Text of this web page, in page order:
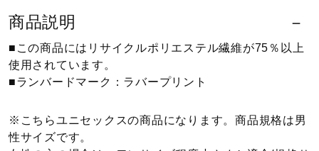
寝具／ミズノスリープ
アウトドア／レイン
サポーター
商品説明
■この商品にはリサイクルポリエステル繊維が75％以上
使用されています。
■ランバードマーク：ラバープリント
※こちらユニセックスの商品になります。商品規格は男
性サイズです。